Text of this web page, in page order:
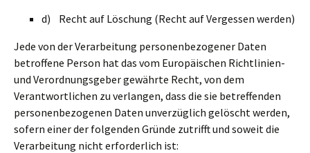
d) Recht auf Löschung (Recht auf Vergessen werden)
Jede von der Verarbeitung personenbezogener Daten
betroffene Person hat das vom Europäischen Richtlinien-
und Verordnungsgeber gewährte Recht, von dem
Verantwortlichen zu verlangen, dass die sie betreffenden
personenbezogenen Daten unverzüglich gelöscht werden,
sofern einer der folgenden Gründe zutrifft und soweit die
Verarbeitung nicht erforderlich ist: